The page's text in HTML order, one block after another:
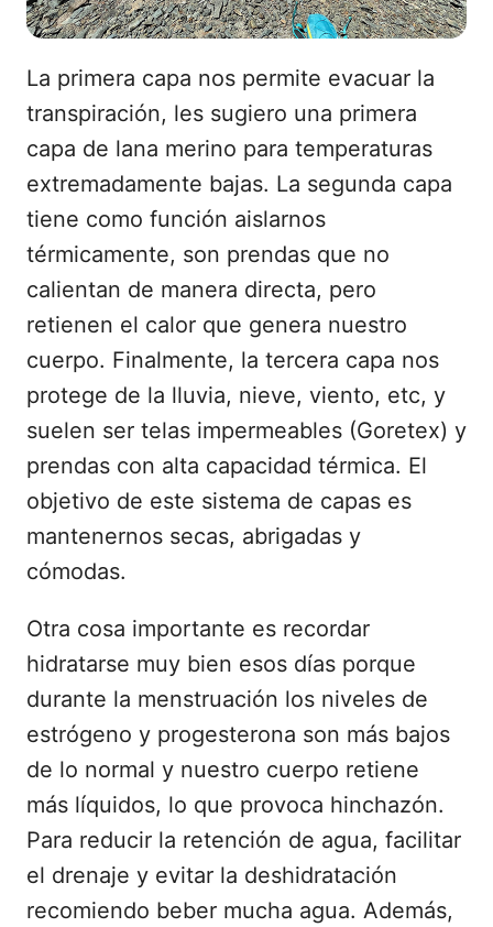
La primera capa nos permite evacuar la
transpiración, les sugiero una primera
capa de lana merino para temperaturas
extremadamente bajas. La segunda capa
tiene como función aislarnos
térmicamente, son prendas que no
calientan de manera directa, pero
retienen el calor que genera nuestro
cuerpo. Finalmente, la tercera capa nos
protege de la lluvia, nieve, viento, etc, y
suelen ser telas impermeables (Goretex) y
prendas con alta capacidad térmica. El
objetivo de este sistema de capas es
mantenernos secas, abrigadas y
cómodas.
Otra cosa importante es recordar
hidratarse muy bien esos días porque
durante la menstruación los niveles de
estrógeno y progesterona son más bajos
de lo normal y nuestro cuerpo retiene
más líquidos, lo que provoca hinchazón.
Para reducir la retención de agua, facilitar
el drenaje y evitar la deshidratación
recomiendo beber mucha agua. Además,